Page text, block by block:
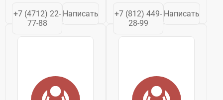
одного из
старейших
отрасли -
октября...
+7 (4712) 22-
77-88
Написать
свою историю с
1924 года, когда
России
Центральная
Аккумуляторная...
+7 (812) 449-
28-99
Написать